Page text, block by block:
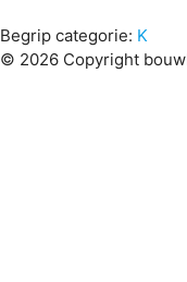
Begrip categorie: K
© 2026 Copyright